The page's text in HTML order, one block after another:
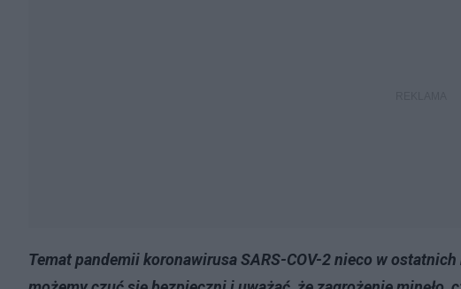
Temat pandemii koronawirusa SARS-COV-2 nieco w